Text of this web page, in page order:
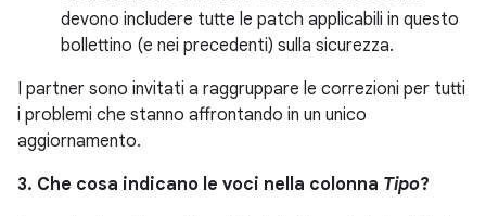
devono includere tutte le patch applicabili in questo
bollettino (e nei precedenti) sulla sicurezza.
I partner sono invitati a raggruppare le correzioni per tutti
i problemi che stanno affrontando in un unico
aggiornamento.
3. Che cosa indicano le voci nella colonna Tipo?